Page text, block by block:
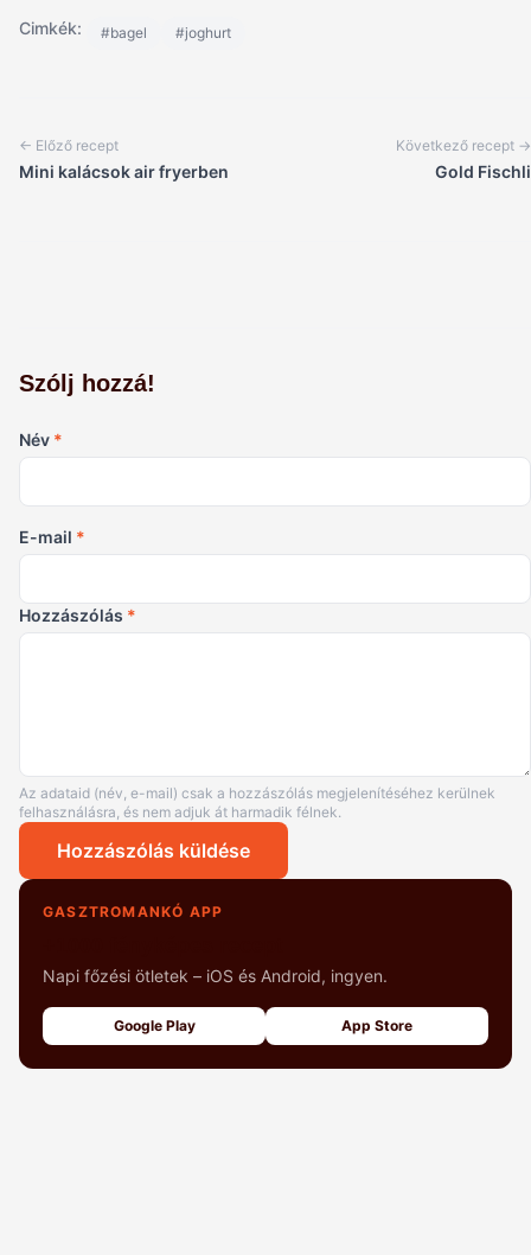
Cimkék: #bagel #joghurt
← Előző recept
Mini kalácsok air fryerben
Következő recept →
Gold Fischli
Szólj hozzá!
Név *
E-mail *
Hozzászólás *
Az adataid (név, e-mail) csak a hozzászólás megjelenítéséhez kerülnek
felhasználásra, és nem adjuk át harmadik félnek.
Hozzászólás küldése
GASZTROMANKÓ APP
Napi főzési ötletek – iOS és Android, ingyen.
Google Play App Store